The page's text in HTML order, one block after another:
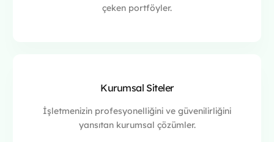
çeken portföyler.
Kurumsal Siteler
İşletmenizin profesyonelliğini ve güvenilirliğini
yansıtan kurumsal çözümler.